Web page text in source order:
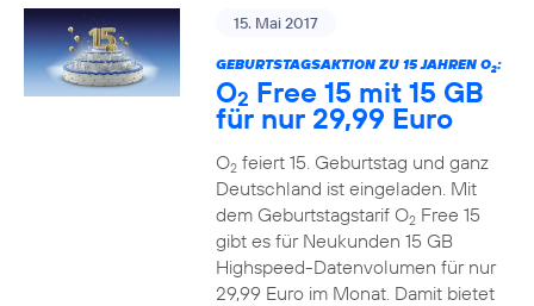
15. Mai 2017
GEBURTSTAGSAKTION ZU 15 JAHREN O2:
O2 Free 15 mit 15 GB
für nur 29,99 Euro
O2feiert 15. Geburtstag und ganz
Deutschland ist eingeladen. Mit
dem Geburtstagstarif O2Free 15
gibt es für Neukunden 15 GB
Highspeed-Datenvolumen für nur
29,99 Euro im Monat. Damit bietet